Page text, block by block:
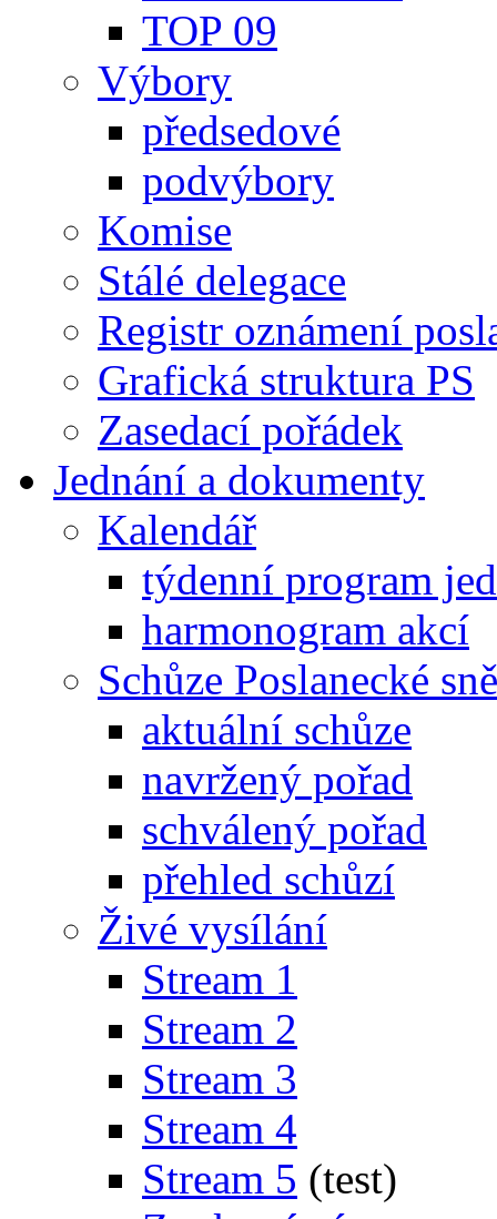
TOP 09
Výbory
předsedové
podvýbory
Komise
Stálé delegace
Registr oznámení
Grafická struktura PS
Zasedací pořádek
Jednání a dokumenty
Kalendář
týdenní program
harmonogram akcí
Schůze Poslanecké
aktuální schůze
navržený pořad
schválený pořad
přehled schůzí
Živé vysílání
Stream 1
Stream 2
Stream 3
Stream 4
Stream 5 (test)